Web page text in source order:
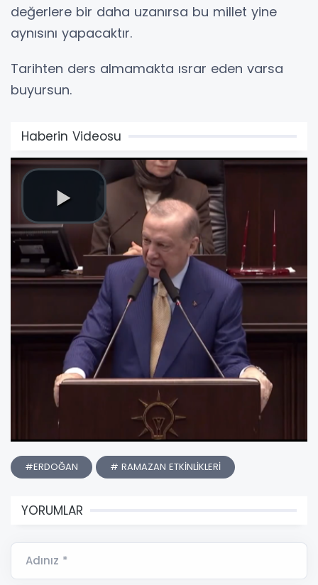
değerlere bir daha uzanırsa bu millet yine
aynısını yapacaktır.
Tarihten ders almamakta ısrar eden varsa
buyursun.
Haberin Videosu
#ERDOĞAN # RAMAZAN ETKİNLİKLERİ
YORUMLAR
Adınız *